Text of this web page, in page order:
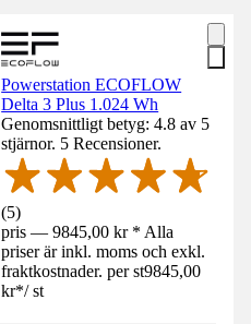
Powerstation ECOFLOW
Delta 3 Plus 1.024 Wh
Genomsnittligt betyg: 4.8 av 5
stjärnor. 5 Recensioner.
(5)
pris — 9845,00 kr * Alla
priser är inkl. moms och exkl.
fraktkostnader. per st9845,00
kr*/ st